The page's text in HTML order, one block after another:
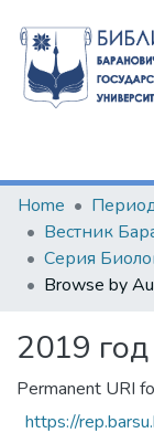
Communities &
All of DSpace
Home
Browse by
2019
Permanent URI
https://